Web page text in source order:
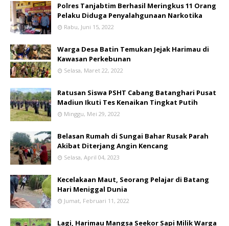
Polres Tanjabtim Berhasil Meringkus 11 Orang
Pelaku Diduga Penyalahgunaan Narkotika
Rabu, Juni 15, 2022
Warga Desa Batin Temukan Jejak Harimau di
Kawasan Perkebunan
Selasa, Maret 22, 2022
Ratusan Siswa PSHT Cabang Batanghari Pusat
Madiun Ikuti Tes Kenaikan Tingkat Putih
Minggu, Mei 29, 2022
Belasan Rumah di Sungai Bahar Rusak Parah
Akibat Diterjang Angin Kencang
Selasa, April 04, 2023
Kecelakaan Maut, Seorang Pelajar di Batang
Hari Meniggal Dunia
Jumat, Februari 11, 2022
Lagi, Harimau Mangsa Seekor Sapi Milik Warga